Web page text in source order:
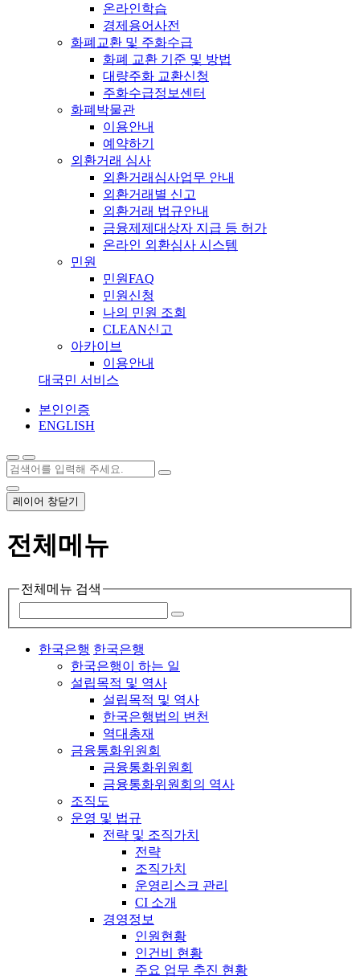
온라인학습
경제용어사전
화폐교환 및 주화수급
화폐 교환 기준 및 방법
대량주화 교환신청
주화수급정보센터
화폐박물관
이용안내
예약하기
외환거래 심사
외환거래심사업무 안내
외환거래별 신고
외환거래 법규안내
금융제제대상자 지급 등 허가
온라인 외환심사 시스템
민원
민원FAQ
민원신청
나의 민원 조회
CLEAN신고
아카이브
이용안내
대국민 서비스
본인인증
ENGLISH
레이어 창닫기
전체메뉴
전체메뉴 검색
한국은행 한국은행
한국은행이 하는 일
설립목적 및 역사
설립목적 및 역사
한국은행법의 변천
역대총재
금융통화위원회
금융통화위원회
금융통화위원회의 역사
조직도
운영 및 법규
전략 및 조직가치
전략
조직가치
운영리스크 관리
CI 소개
경영정보
인원현황
인건비 현황
주요 업무 추진 현황